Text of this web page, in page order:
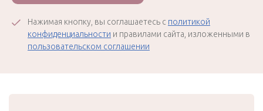
Нажимая кнопку, вы соглашаетесь с политикой
конфиденциальности и правилами сайта, изложенными в
пользовательском соглашении